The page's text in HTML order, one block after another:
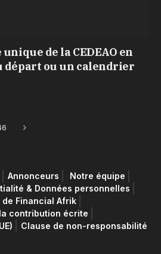
unique de la CEDEAO en
départ ou un calendrier
Next
Annonceurs
Notre équipe
& Données personnelles
de Financial Afrik
contribution écrite
Clause de non-responsabilité